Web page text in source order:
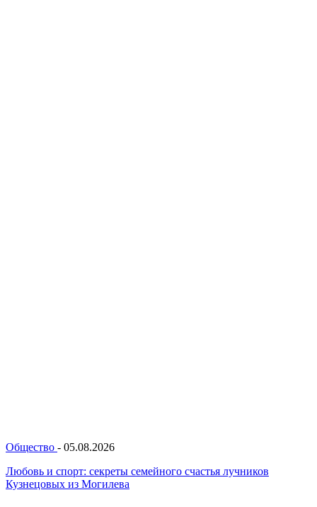
Общество - 05.08.2026
Любовь и спорт: секреты семейного счастья лучников
Кузнецовых из Могилева